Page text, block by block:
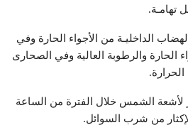
تهامـة.
الداخليـة من الأجواء الحارة وفي
الحارة والرطوبة العالية وفي الصحارى
لأشعة الشمس خلال الفترة من الساعة